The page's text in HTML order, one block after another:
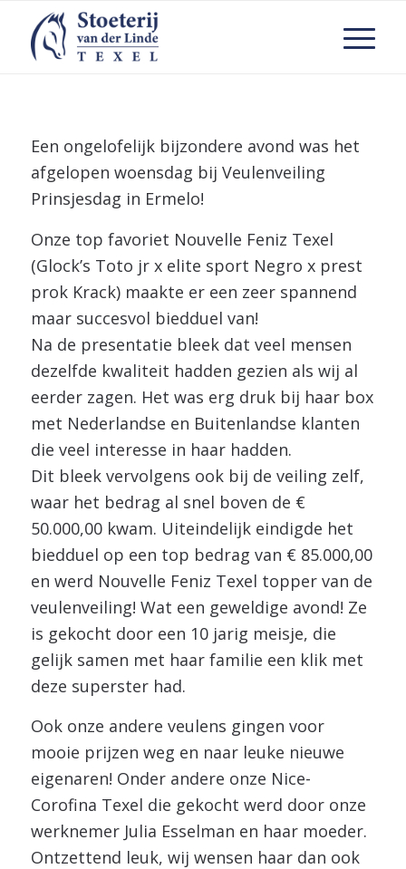
Een ongelofelijk bijzondere avond was het
afgelopen woensdag bij Veulenveiling
Prinsjesdag in Ermelo!
Onze top favoriet Nouvelle Feniz Texel
(Glock’s Toto jr x elite sport Negro x prest
prok Krack) maakte er een zeer spannend
maar succesvol biedduel van!
Na de presentatie bleek dat veel mensen
dezelfde kwaliteit hadden gezien als wij al
eerder zagen. Het was erg druk bij haar box
met Nederlandse en Buitenlandse klanten
die veel interesse in haar hadden.
Dit bleek vervolgens ook bij de veiling zelf,
waar het bedrag al snel boven de €
50.000,00 kwam. Uiteindelijk eindigde het
biedduel op een top bedrag van € 85.000,00
en werd Nouvelle Feniz Texel topper van de
veulenveiling! Wat een geweldige avond! Ze
is gekocht door een 10 jarig meisje, die
gelijk samen met haar familie een klik met
deze superster had.
Ook onze andere veulens gingen voor
mooie prijzen weg en naar leuke nieuwe
eigenaren! Onder andere onze Nice-
Corofina Texel die gekocht werd door onze
werknemer Julia Esselman en haar moeder.
Ontzettend leuk, wij wensen haar dan ook